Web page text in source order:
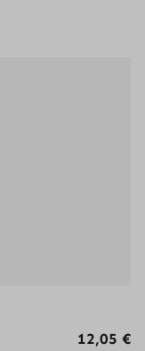
12,05 €